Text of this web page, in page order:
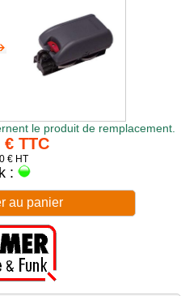
le produit de remplacement.
€ TTC
€ HT
:
au panier